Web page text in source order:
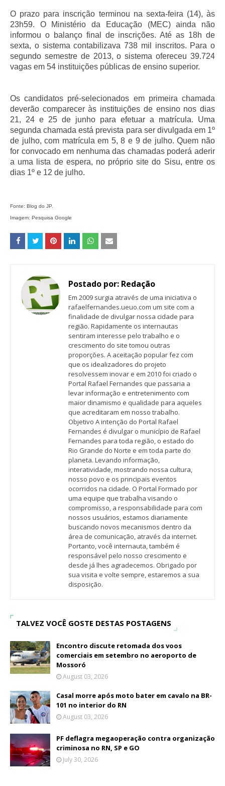
O prazo para inscrição terminou na sexta-feira (14), às
23h59. O Ministério da Educação (MEC) ainda não
informou o balanço final de inscrições. Até as 18h de
sexta, o sistema contabilizava 738 mil inscritos. Para o
segundo semestre de 2013, o sistema ofereceu 39.724
vagas em 54 instituições públicas de ensino superior.
Os candidatos pré-selecionados em primeira chamada
deverão comparecer às instituições de ensino nos dias
21, 24 e 25 de junho para efetuar a matrícula. Uma
segunda chamada está prevista para ser divulgada em 1º
de julho, com matrícula em 5, 8 e 9 de julho. Quem não
for convocado em nenhuma das chamadas poderá aderir
a uma lista de espera, no próprio site do Sisu, entre os
dias 1º e 12 de julho.
Fonte: Blog do JP.
Imagem: Pesquisa Google
Postado por: Redação
Em 2009 surgia através de uma iniciativa o
rafaelfernandes.ueuo.com um site com a
finalidade de divulgar nossa cidade para
região. Rapidamente os internautas
sentiram interesse pelo trabalho e o
crescimento do site tomou outras
proporções. A aceitação popular fez com
que os idealizadores do projeto
resolvessem inovar e em 2010 foi criado o
Portal Rafael Fernandes que passaria a
levar informação e entretenimento com
maior dinamismo e qualidade para aqueles
que acreditaram em nosso trabalho.
Objetivo A intenção do Portal Rafael
Fernandes é divulgar o município de Rafael
Fernandes para toda região, o estado do
Rio Grande do Norte e em toda parte do
planeta. Levando informação,
interatividade, mostrando nossa cultura,
nosso povo e os principais eventos
ocorridos na cidade. O Portal Formado por
uma equipe que trabalha visando o
compromisso, a responsabilidade para com
nossos usuários, estamos diariamente
buscando novos mecanismos dentro da
área de comunicação, através da internet.
Portanto, você internauta, também é
responsável pelo nosso crescimento e
desde já lhes agradecemos. Obrigado por
sua visita e volte sempre, estaremos a sua
disposição.
TALVEZ VOCÊ GOSTE DESTAS POSTAGENS
Encontro discute retomada dos voos
comerciais em setembro no aeroporto de
Mossoró
August 03, 2026
Casal morre após moto bater em cavalo na BR-
101 no interior do RN
August 03, 2026
PF deflagra megaoperação contra organização
criminosa no RN, SP e GO
July 30, 2026